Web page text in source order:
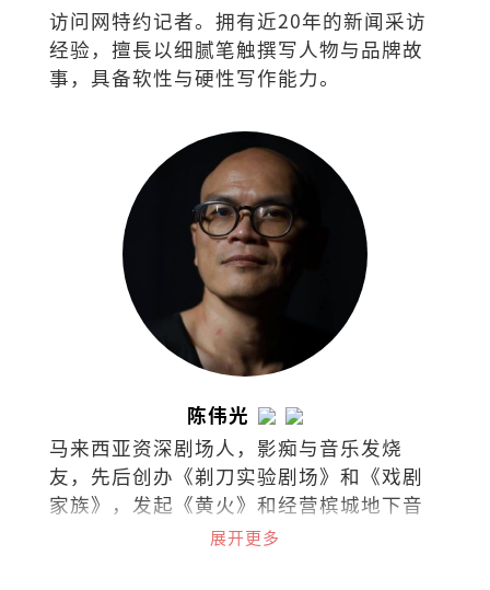
访问网特约记者。拥有近20年的新闻采访
经验，擅⻑以细腻笔触撰写⼈物与品牌故
事，具备软性与硬性写作能⼒。
陈伟光
马来西亚资深剧场人，影痴与音乐发烧
友，先后创办《剃刀实验剧场》和《戏剧
家族》，发起《黄火》和经营槟城地下音
乐基地Soundmaker。曾任职槟城光明日
展开更多